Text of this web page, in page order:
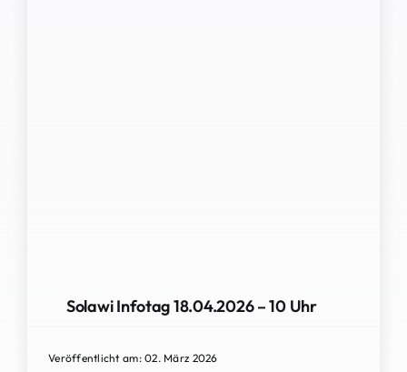
Solawi Infotag 18.04.2026 – 10 Uhr
Veröffentlicht am: 02. März 2026